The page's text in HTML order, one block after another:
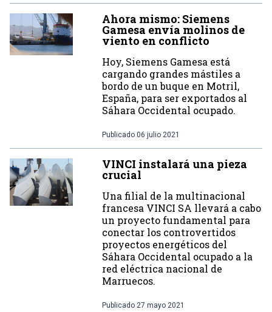
Ahora mismo: Siemens
Gamesa envía molinos de
viento en conflicto
Hoy, Siemens Gamesa está
cargando grandes mástiles a
bordo de un buque en Motril,
España, para ser exportados al
Sáhara Occidental ocupado.
Publicado 06 julio 2021
VINCI instalará una pieza
crucial
Una filial de la multinacional
francesa VINCI SA llevará a cabo
un proyecto fundamental para
conectar los controvertidos
proyectos energéticos del
Sáhara Occidental ocupado a la
red eléctrica nacional de
Marruecos.
Publicado 27 mayo 2021